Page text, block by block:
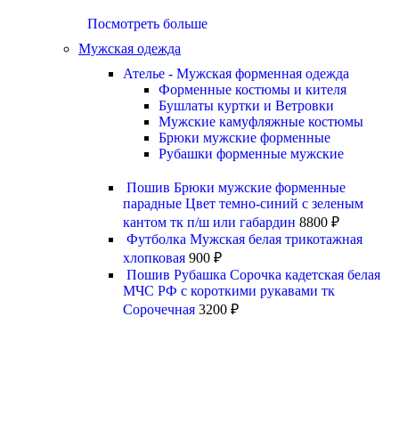
Посмотреть больше
Мужская одежда
Ателье - Мужская форменная одежда
Форменные костюмы и кителя
Бушлаты куртки и Ветровки
Мужские камуфляжные костюмы
Брюки мужские форменные
Рубашки форменные мужские
Пошив Брюки мужские форменные
парадные Цвет темно-синий с зеленым
кантом тк п/ш или габардин 8800 ₽
Футболка Мужская белая трикотажная
хлопковая 900 ₽
Пошив Рубашка Сорочка кадетская белая
МЧС РФ с короткими рукавами тк
Сорочечная 3200 ₽